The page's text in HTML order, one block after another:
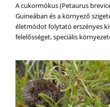
A cukormókus (Petaurus
Guineában és a környező
életmódot folytató erszényes
felelősséget, speciális